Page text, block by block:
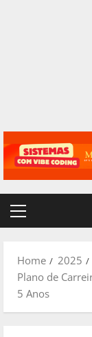
Primary
Home 2025
Plano de
5 Anos